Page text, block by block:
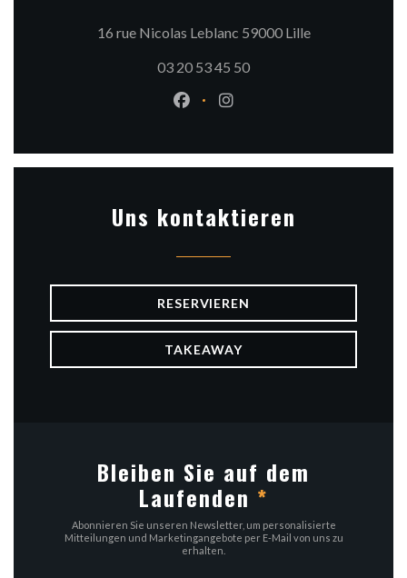
16 rue Nicolas Leblanc 59000 Lille((öffnet ein
03 20 53 45 50
Facebook ((öffnet ein neues
Instagram ((öffnet ein
Uns kontaktieren
RESERVIEREN
TAKEAWAY
Bleiben Sie auf dem
Laufenden *
Abonnieren Sie unseren Newsletter, um personalisierte
Mitteilungen und Marketingangebote per E-Mail von uns zu
erhalten.